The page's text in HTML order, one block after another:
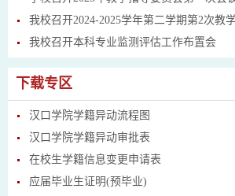
我校召开2024-2025学年第二学期第2次教
我校召开本科专业监测评估工作布置会
下载专区
汉口学院学籍异动流程图
汉口学院学籍异动审批表
在校生学籍信息变更申请表
应届毕业生证明(预毕业)